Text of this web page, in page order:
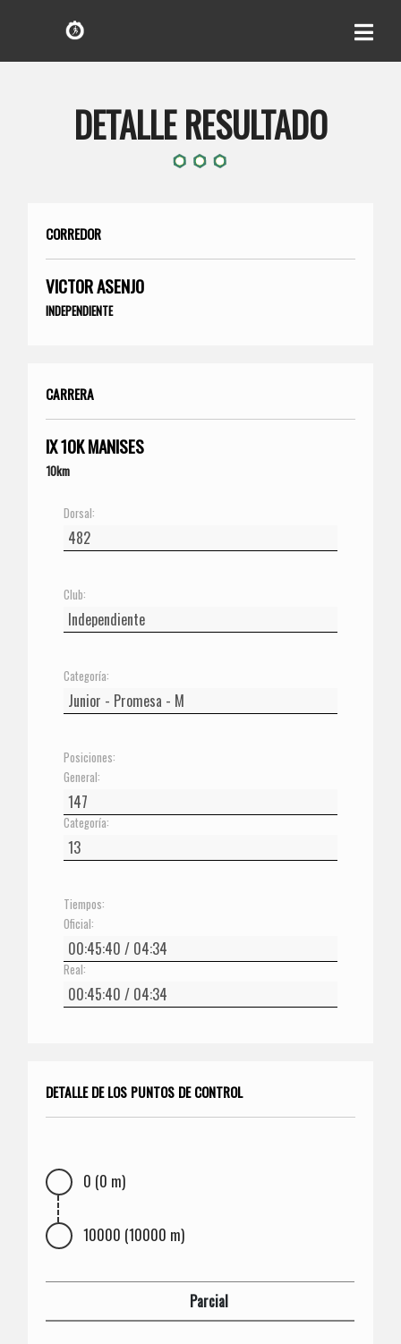
DETALLE RESULTADO
CORREDOR
VICTOR ASENJO
INDEPENDIENTE
CARRERA
IX 10K MANISES
10km
Dorsal:
Club:
Categoría:
Posiciones:
General:
Categoría:
Tiempos:
Oficial:
Real:
DETALLE DE LOS PUNTOS DE CONTROL
0 (0 m)
10000 (10000 m)
Parcial